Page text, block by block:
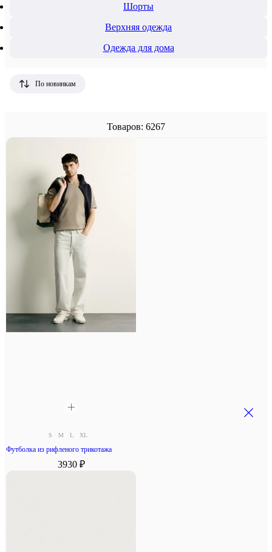
Шорты
Верхняя одежда
Одежда для дома
По новинкам
Товаров: 6267
S M L XL
Футболка из рифленого трикотажа
3930 ₽